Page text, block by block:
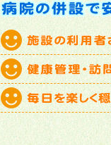
2025年10月22日
2025年10月03日
2025年10月02日
2025年09月16日